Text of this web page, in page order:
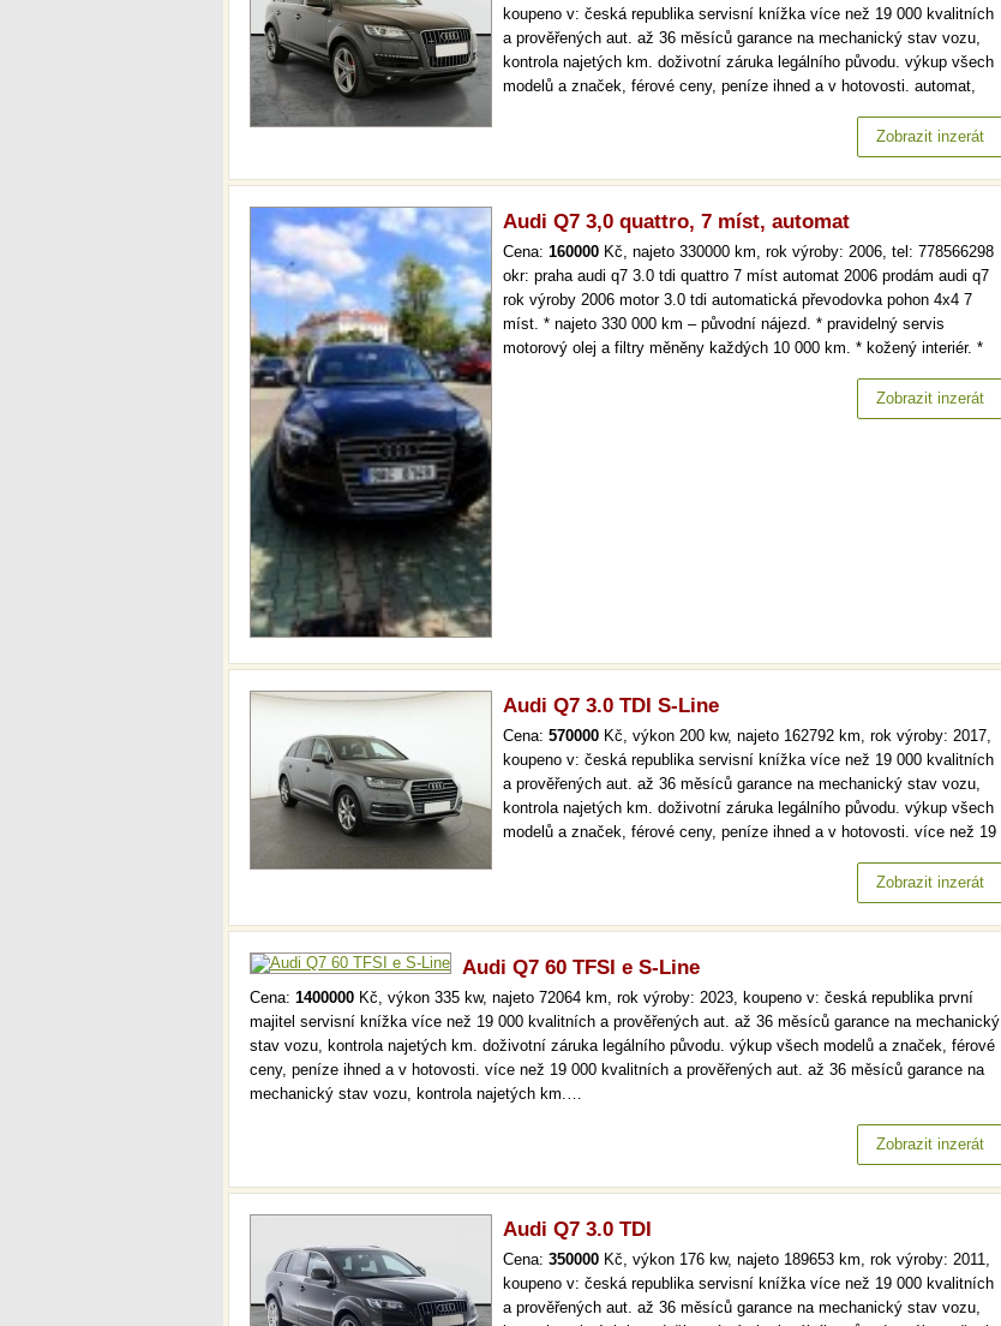
koupeno v: česká republika servisní knížka více než 19 000 kvalitních
a prověřených aut. až 36 měsíců garance na mechanický stav vozu,
kontrola najetých km. doživotní záruka legálního původu. výkup všech
modelů a značek, férové ceny, peníze ihned a v hotovosti. automat,
aut. až 36 měsíců garance na mechanický stav vozu,…Zobrazit inzerát
Audi Q7 3,0 quattro, 7 míst, automat
Cena: 160000 Kč, najeto 330000 km, rok výroby: 2006, tel: 778566298
okr: praha audi q7 3.0 tdi quattro 7 míst automat 2006 prodám audi q7
rok výroby 2006 motor 3.0 tdi automatická převodovka pohon 4x4 7
míst. * najeto 330 000 km – původní nájezd. * pravidelný servis
motorový olej a filtry měněny každých 10 000 km. * kožený interiér. *
Zobrazit inzerát
Audi Q7 3.0 TDI S-Line
Cena: 570000 Kč, výkon 200 kw, najeto 162792 km, rok výroby: 2017,
koupeno v: česká republika servisní knížka více než 19 000 kvalitních
a prověřených aut. až 36 měsíců garance na mechanický stav vozu,
kontrola najetých km. doživotní záruka legálního původu. výkup všech
modelů a značek, férové ceny, peníze ihned a v hotovosti. více než 19
mechanický stav vozu, kontrola najetých km. doživotní záruka…
Zobrazit inzerát
Audi Q7 60 TFSI e S-Line
Cena: 1400000 Kč, výkon 335 kw, najeto 72064 km, rok výroby: 2023, koupeno v: česká republika první
majitel servisní knížka více než 19 000 kvalitních a prověřených aut. až 36 měsíců garance na mechanický
stav vozu, kontrola najetých km. doživotní záruka legálního původu. výkup všech modelů a značek, férové
ceny, peníze ihned a v hotovosti. více než 19 000 kvalitních a prověřených aut. až 36 měsíců garance na
mechanický stav vozu, kontrola najetých km.…
Zobrazit inzerát
Audi Q7 3.0 TDI
Cena: 350000 Kč, výkon 176 kw, najeto 189653 km, rok výroby: 2011,
koupeno v: česká republika servisní knížka více než 19 000 kvalitních
a prověřených aut. až 36 měsíců garance na mechanický stav vozu,